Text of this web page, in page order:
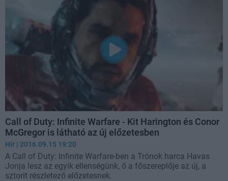
Call of Duty: Infinite Warfare - Kit Harington és Conor
McGregor is látható az új előzetesben
Hír | 2016.09.15 19:20
A Call of Duty: Infinite Warfare-ben a Trónok harca Havas
Jonja lesz az egyik ellenségünk, ő a főszereplője az új, a
sztorit részletező előzetesnek.